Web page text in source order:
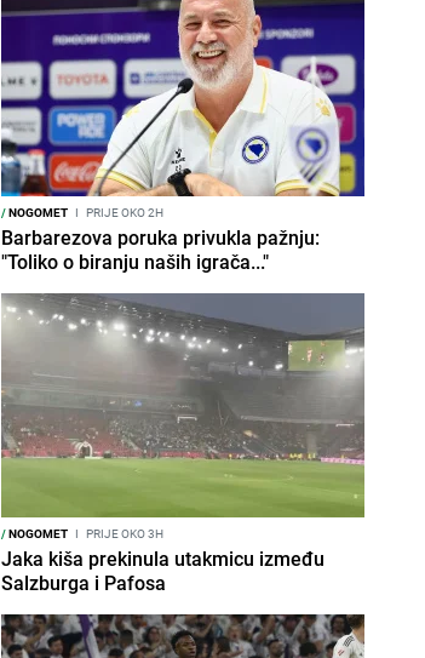
/NOGOMET I PRIJE OKO 2H
Barbarezova poruka privukla pažnju:
"Toliko o biranju naših igrača..."
/NOGOMET I PRIJE OKO 3H
Jaka kiša prekinula utakmicu između
Salzburga i Pafosa